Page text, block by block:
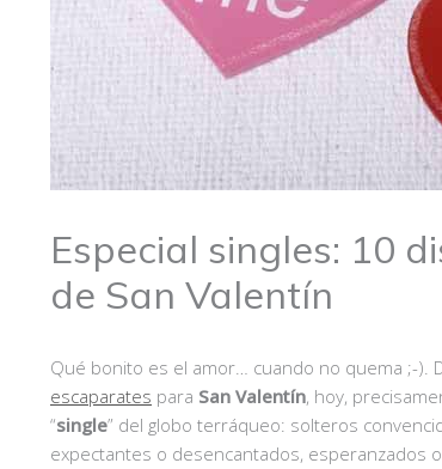
Especial singles: 10
de San Valentín
Qué bonito es el amor… cuando no quema ;-).
escaparates para San Valentín, hoy,
“single” del globo terráqueo: solteros
expectantes o desencantados, esperanzados